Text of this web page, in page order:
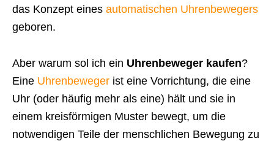
das Konzept eines automatischen Uhrenbewegers
geboren.
Aber warum sol ich ein Uhrenbeweger kaufen?
Eine Uhrenbeweger ist eine Vorrichtung, die eine
Uhr (oder häufig mehr als eine) hält und sie in
einem kreisförmigen Muster bewegt, um die
notwendigen Teile der menschlichen Bewegung zu